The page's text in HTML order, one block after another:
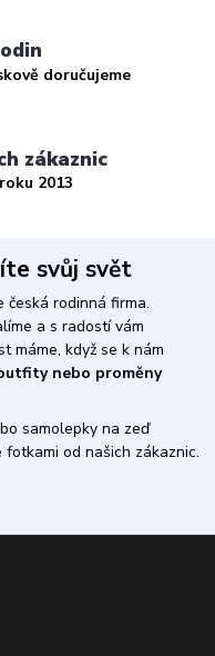
doručujeme
zákaznic
2013
svůj svět
česká rodinná firma.
a s radostí vám
máme, když se k nám
nebo proměny
samolepky na zeď
od našich zákaznic.